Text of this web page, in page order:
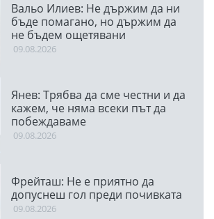
Вальо Илиев: Не държим да ни
бъде помагано, но държим да
не бъдем ощетявани
09.08.2026
Янев: Трябва да сме честни и да
кажем, че няма всеки път да
побеждаваме
09.08.2026
Фрейташ: Не е приятно да
допуснеш гол преди почивката
09.08.2026